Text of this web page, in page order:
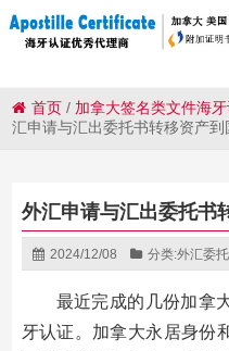
首页 / 加拿大签名类文件海牙
汇申请与汇出委托书转移资产到
外汇申请与汇出委托书
2024/12/08 分类:外汇委
最近完成的几份加拿
牙认证。加拿大永居身份